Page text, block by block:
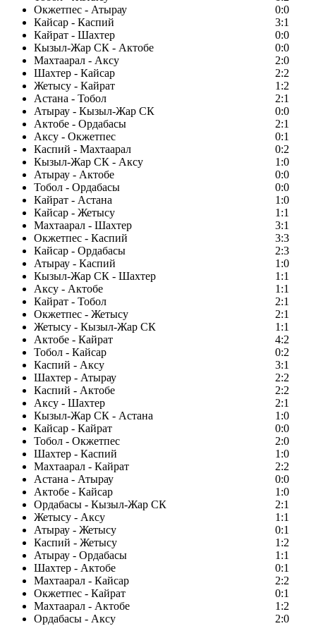
Окжетпес - Атырау
0:0
Кайсар - Каспий
3:1
Кайрат - Шахтер
0:0
Кызыл-Жар СК - Актобе
0:0
Махтаарал - Аксу
2:0
Шахтер - Кайсар
2:2
Жетысу - Кайрат
1:2
Астана - Тобол
2:1
Атырау - Кызыл-Жар СК
0:0
Актобе - Ордабасы
2:1
Аксу - Окжетпес
0:1
Каспий - Махтаарал
0:2
Кызыл-Жар СК - Аксу
1:0
Атырау - Актобе
0:0
Тобол - Ордабасы
0:0
Кайрат - Астана
1:0
Кайсар - Жетысу
1:1
Махтаарал - Шахтер
3:1
Окжетпес - Каспий
3:3
Кайсар - Ордабасы
2:3
Атырау - Каспий
1:0
Кызыл-Жар СК - Шахтер
1:1
Аксу - Актобе
1:1
Кайрат - Тобол
2:1
Окжетпес - Жетысу
2:1
Жетысу - Кызыл-Жар СК
1:1
Актобе - Кайрат
4:2
Тобол - Кайсар
0:2
Каспий - Аксу
3:1
Шахтер - Атырау
2:2
Каспий - Актобе
2:2
Аксу - Шахтер
2:1
Кызыл-Жар СК - Астана
1:0
Кайсар - Кайрат
0:0
Тобол - Окжетпес
2:0
Шахтер - Каспий
1:0
Махтаарал - Кайрат
2:2
Астана - Атырау
0:0
Актобе - Кайсар
1:0
Ордабасы - Кызыл-Жар СК
2:1
Жетысу - Аксу
1:1
Атырау - Жетысу
0:1
Каспий - Жетысу
1:2
Атырау - Ордабасы
1:1
Шахтер - Актобе
0:1
Махтаарал - Кайсар
2:2
Окжетпес - Кайрат
0:1
Махтаарал - Актобе
1:2
Ордабасы - Аксу
2:0